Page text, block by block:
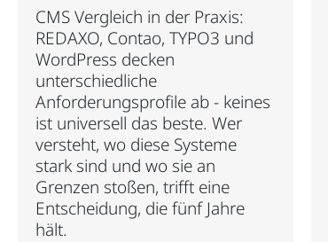
CMS Vergleich in der Praxis:
REDAXO, Contao, TYPO3 und
WordPress decken
unterschiedliche
Anforderungsprofile ab - keines
ist universell das beste. Wer
versteht, wo diese Systeme
stark sind und wo sie an
Grenzen stoßen, trifft eine
Entscheidung, die fünf Jahre
hält.